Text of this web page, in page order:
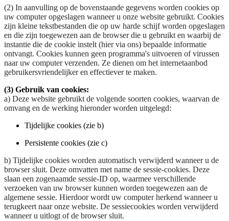
(2) In aanvulling op de bovenstaande gegevens worden cookies op
uw computer opgeslagen wanneer u onze website gebruikt. Cookies
zijn kleine tekstbestanden die op uw harde schijf worden opgeslagen
en die zijn toegewezen aan de browser die u gebruikt en waarbij de
instantie die de cookie instelt (hier via ons) bepaalde informatie
ontvangt. Cookies kunnen geen programma's uitvoeren of virussen
naar uw computer verzenden. Ze dienen om het internetaanbod
gebruikersvriendelijker en effectiever te maken.
(3) Gebruik van cookies:
a) Deze website gebruikt de volgende soorten cookies, waarvan de
omvang en de werking hieronder worden uitgelegd:
Tijdelijke cookies (zie b)
Persistente cookies (zie c)
b) Tijdelijke cookies worden automatisch verwijderd wanneer u de
browser sluit. Deze omvatten met name de sessie-cookies. Deze
slaan een zogenaamde sessie-ID op, waarmee verschillende
verzoeken van uw browser kunnen worden toegewezen aan de
algemene sessie. Hierdoor wordt uw computer herkend wanneer u
terugkeert naar onze website. De sessiecookies worden verwijderd
wanneer u uitlogt of de browser sluit.